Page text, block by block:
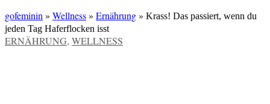
gofeminin » Wellness» Ernährung» Krass! Das passiert, wenn du
jeden Tag Haferflocken isst
VERÖFFENTLICHT
ERNÄHRUNG, WELLNESS